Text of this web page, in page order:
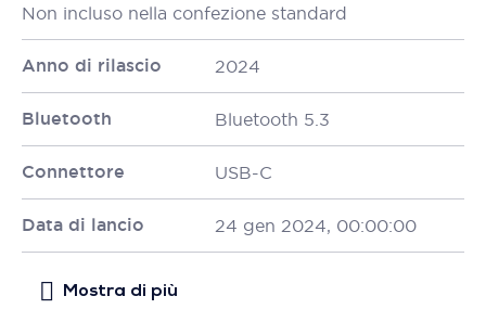
Non incluso nella confezione standard
Anno di rilascio 2024
Bluetooth Bluetooth 5.3
Connettore USB-C
Data di lancio 24 gen 2024, 00:00:00